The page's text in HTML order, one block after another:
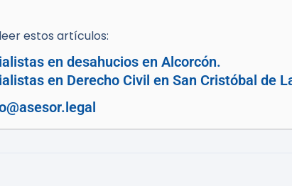
estos artículos:
en desahucios en Alcorcón.
en Derecho Civil en San Cristóbal de